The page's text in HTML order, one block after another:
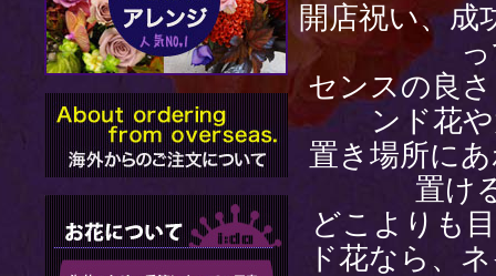
開店祝い、成
センスの良
ンド花や
置き場所に
置け
どこよりも
ド花なら、